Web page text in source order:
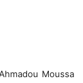
Moussa